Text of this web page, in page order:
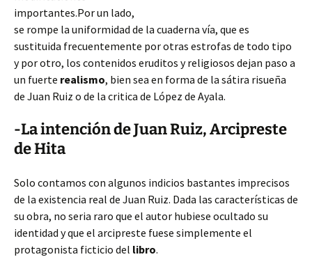
importantes.Por un lado,
se rompe la uniformidad de la cuaderna vía, que es
sustituida frecuentemente por otras estrofas de todo tipo
y por otro, los contenidos eruditos y religiosos dejan paso a
un fuerte realismo, bien sea en forma de la sátira risueña
de Juan Ruiz o de la critica de López de Ayala.
-La intención de Juan Ruiz, Arcipreste
de Hita
Solo contamos con algunos indicios bastantes imprecisos
de la existencia real de Juan Ruiz. Dada las características de
su obra, no seria raro que el autor hubiese ocultado su
identidad y que el arcipreste fuese simplemente el
protagonista ficticio del libro.